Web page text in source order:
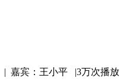
| 嘉宾：王小平 |3万次播放